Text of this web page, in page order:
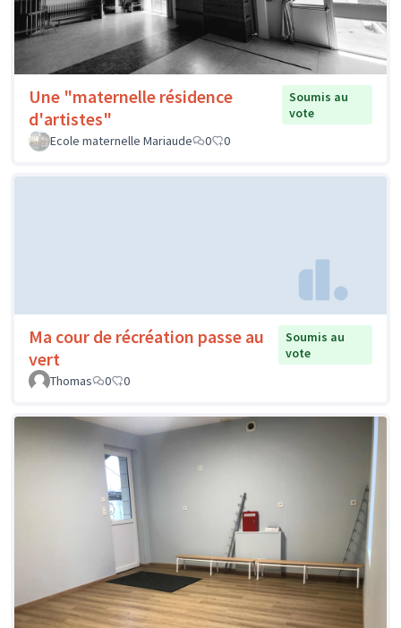
Une "maternelle résidence
d'artistes"
Soumis au
vote
Ecole maternelle Mariaude
0 0
Ma cour de récréation passe au
vert
Soumis au
vote
Thomas
0 0